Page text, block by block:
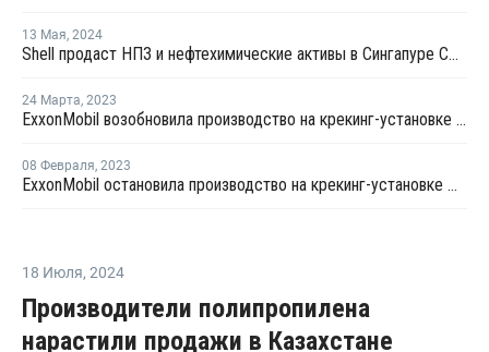
13 Мая, 2024
Shell продаст НПЗ и нефтехимические активы в Сингапуре СП Chandra Asri и Glencore
24 Марта, 2023
ExxonMobil возобновила производство на крекинг-установке №2 в Сингапуре
08 Февраля, 2023
ExxonMobil остановила производство на крекинг-установке №2 в Сингапуре на ремонт
18 Июля, 2024
Производители полипропилена
нарастили продажи в Казахстане